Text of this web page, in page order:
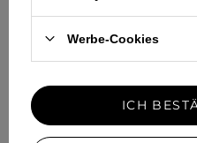
Werbe-Cookies
ICH